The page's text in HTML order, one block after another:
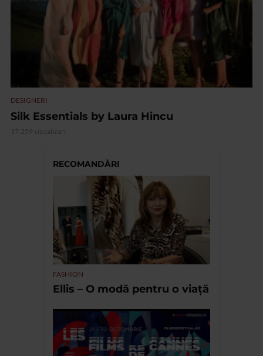
DESIGNERI
Silk Essentials by Laura Hincu
17.259 vizualizari
RECOMANDĂRI
FASHION
Ellis – O modă pentru o viață